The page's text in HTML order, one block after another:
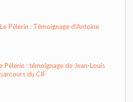
Pèlerin : Témoignage d’Antoine
Pèlerin : témoignage de Jean-Louis
du CIF